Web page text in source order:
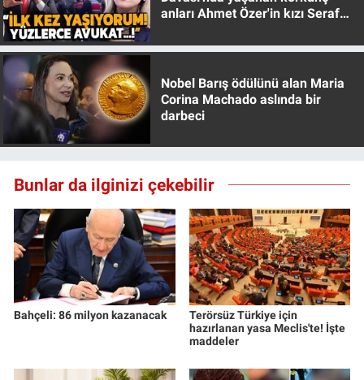
anları Ahmet Özer'in kızı Seraf
Nobel Barış ödülünü alan Maria
Corina Machado aslında bir
darbeci
Bunlar da ilginizi çekebilir
Bahçeli: 86 milyon kazanacak
Terörsüz Türkiye için
hazırlanan yasa Meclis'te! İşte
maddeler